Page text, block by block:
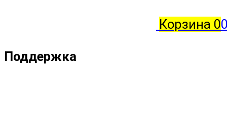
Корзина 0
Поддержка